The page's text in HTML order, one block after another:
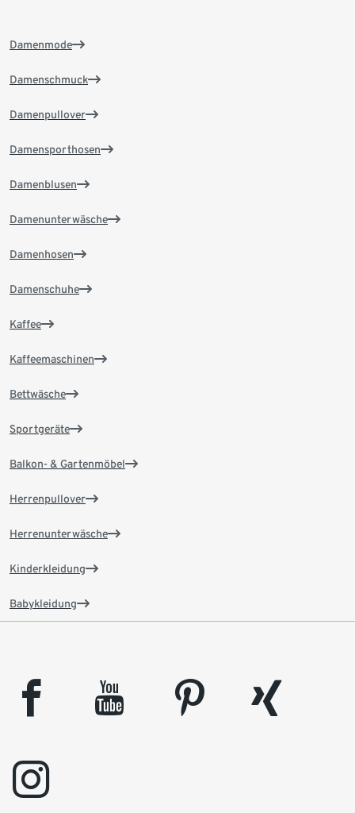
Damenmode
Damenschmuck
Damenpullover
Damensporthosen
Damenblusen
Damenunterwäsche
Damenhosen
Damenschuhe
Kaffee
Kaffeemaschinen
Bettwäsche
Sportgeräte
Balkon- & Gartenmöbel
Herrenpullover
Herrenunterwäsche
Kinderkleidung
Babykleidung
facebook youtube pinterest
xing
instagram